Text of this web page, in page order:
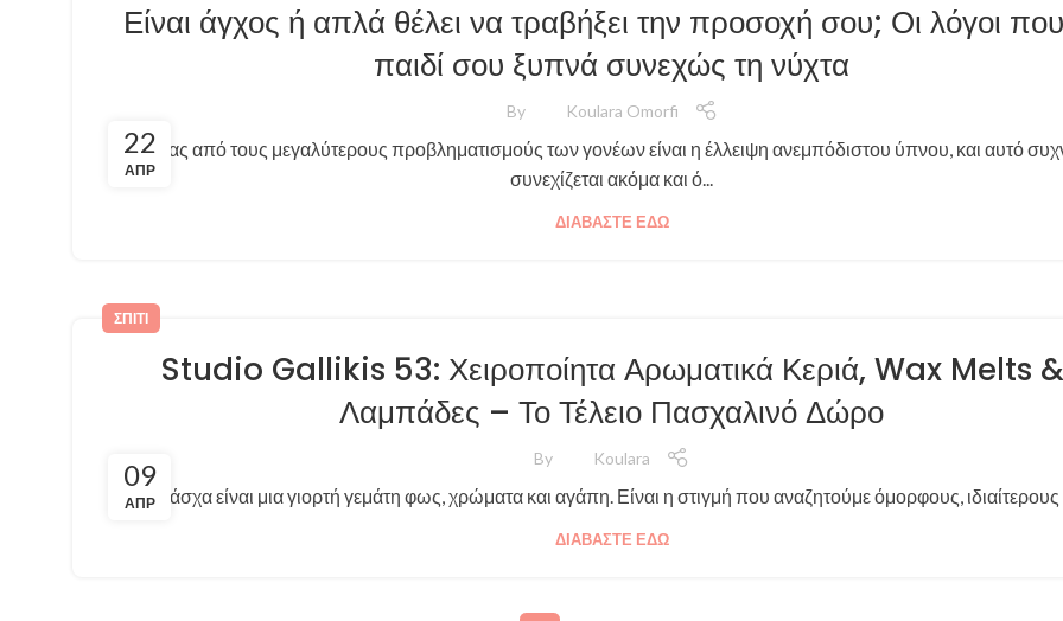
22
ΑΠΡ
Είναι άγχος ή απλά θέλει να τραβήξει την προσοχή σου; Οι λόγοι
παιδί σου ξυπνά συνεχώς τη νύχτα
By Koulara Omorfi
Ένας από τους μεγαλύτερους προβληματισμούς των γονέων είναι η έλλειψη ανεμπόδιστου ύπνου, και αυτό
συνεχίζεται ακόμα και ό...
ΔΙΑΒΆΣΤΕ ΕΔΏ
09
ΑΠΡ
ΣΠΊΤΙ
Studio Gallikis 53: Χειροποίητα Αρωματικά Κεριά, Wax Melts &
Λαμπάδες – Το Τέλειο Πασχαλινό Δώρο
By Koulara
Το Πάσχα είναι μια γιορτή γεμάτη φως, χρώματα και αγάπη. Είναι η στιγμή που αναζητούμε όμορφους, ιδιαίτερους
ΔΙΑΒΆΣΤΕ ΕΔΏ